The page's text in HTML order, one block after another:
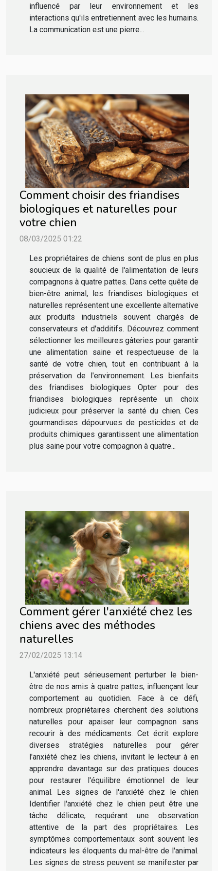
influencé par leur environnement et les
interactions qu'ils entretiennent avec les humains.
La communication est une pierre...
Comment choisir des friandises
biologiques et naturelles pour
votre chien
08/03/2025 01:22
Les propriétaires de chiens sont de plus en plus
soucieux de la qualité de l'alimentation de leurs
compagnons à quatre pattes. Dans cette quête de
bien-être animal, les friandises biologiques et
naturelles représentent une excellente alternative
aux produits industriels souvent chargés de
conservateurs et d'additifs. Découvrez comment
sélectionner les meilleures gâteries pour garantir
une alimentation saine et respectueuse de la
santé de votre chien, tout en contribuant à la
préservation de l'environnement. Les bienfaits
des friandises biologiques Opter pour des
friandises biologiques représente un choix
judicieux pour préserver la santé du chien. Ces
gourmandises dépourvues de pesticides et de
produits chimiques garantissent une alimentation
plus saine pour votre compagnon à quatre...
Comment gérer l'anxiété chez les
chiens avec des méthodes
naturelles
27/02/2025 13:14
L'anxiété peut sérieusement perturber le bien-
être de nos amis à quatre pattes, influençant leur
comportement au quotidien. Face à ce défi,
nombreux propriétaires cherchent des solutions
naturelles pour apaiser leur compagnon sans
recourir à des médicaments. Cet écrit explore
diverses stratégies naturelles pour gérer
l'anxiété chez les chiens, invitant le lecteur à en
apprendre davantage sur des pratiques douces
pour restaurer l'équilibre émotionnel de leur
animal. Les signes de l'anxiété chez le chien
Identifier l'anxiété chez le chien peut être une
tâche délicate, requérant une observation
attentive de la part des propriétaires. Les
symptômes comportementaux sont souvent les
indicateurs les éloquents du mal-être de l'animal.
Les signes de stress peuvent se manifester par